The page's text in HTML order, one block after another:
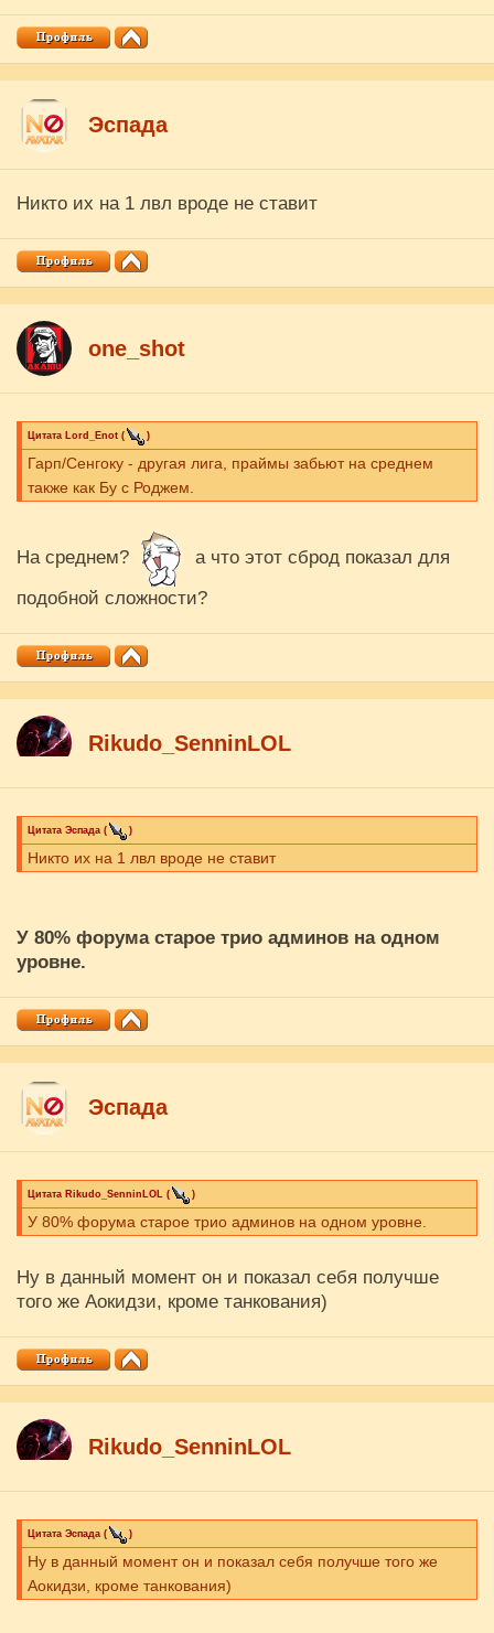
Эспада
Никто их на 1 лвл вроде не ставит
one_shot
Цитата Lord_Enot ( )
Гарп/Сенгоку - другая лига, праймы забьют на среднем
также как Бу с Роджем.
На среднем?
а что этот сброд показал для
подобной сложности?
Rikudo_SenninLOL
Цитата Эспада ( )
Никто их на 1 лвл вроде не ставит
У 80% форума старое трио админов на одном
уровне.
Эспада
Цитата Rikudo_SenninLOL ( )
У 80% форума старое трио админов на одном уровне.
Ну в данный момент он и показал себя получше
того же Аокидзи, кроме танкования)
Rikudo_SenninLOL
Цитата Эспада ( )
Ну в данный момент он и показал себя получше того же
Аокидзи, кроме танкования)